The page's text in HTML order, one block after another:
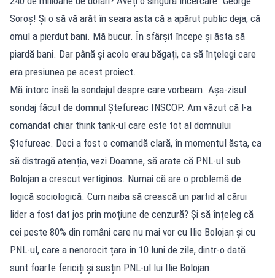
Soroș! Și o să vă arăt în seara asta că a apărut public deja, că
omul a pierdut bani. Mă bucur. În sfârșit începe și ăsta să
piardă bani. Dar până și acolo erau băgați, ca să înțelegi care
era presiunea pe acest proiect.
Mă întorc însă la sondajul despre care vorbeam. Așa-zisul
sondaj făcut de domnul Ștefureac INSCOP. Am văzut că l-a
comandat chiar think tank-ul care este tot al domnului
Ștefureac. Deci a fost o comandă clară, în momentul ăsta, ca
să distragă atenția, vezi Doamne, să arate că PNL-ul sub
Bolojan a crescut vertiginos. Numai că are o problemă de
logică sociologică. Cum naiba să crească un partid al cărui
lider a fost dat jos prin moțiune de cenzură? Și să înțeleg că
cei peste 80% din români care nu mai vor cu Ilie Bolojan și cu
PNL-ul, care a nenorocit țara în 10 luni de zile, dintr-o dată
sunt foarte fericiți și susțin PNL-ul lui Ilie Bolojan.